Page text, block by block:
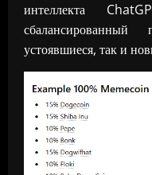
интеллекта
устоявшиеся, так и